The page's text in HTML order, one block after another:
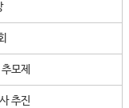
모제
추진